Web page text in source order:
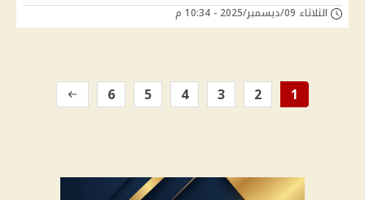
الثلاثاء 09/ديسمبر/2025 - 10:34 م
1
2
3
4
5
6